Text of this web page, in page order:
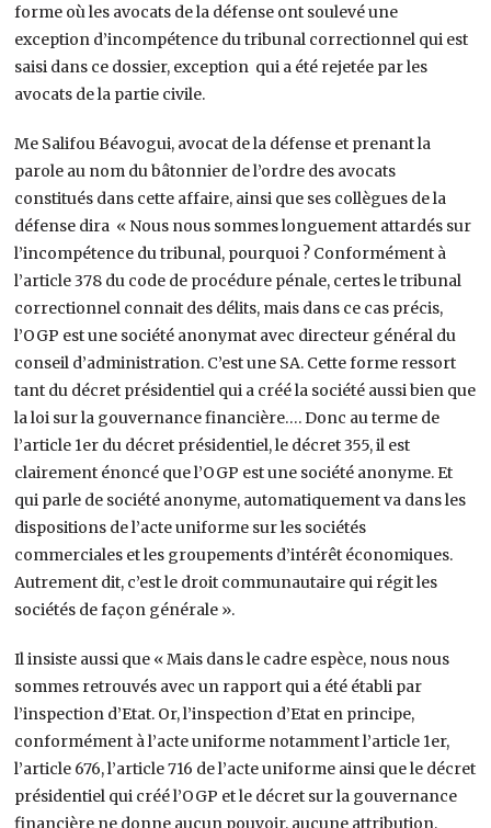
forme où les avocats de la défense ont soulevé une
exception d’incompétence du tribunal correctionnel qui est
saisi dans ce dossier, exception qui a été rejetée par les
avocats de la partie civile.
Me Salifou Béavogui, avocat de la défense et prenant la
parole au nom du bâtonnier de l’ordre des avocats
constitués dans cette affaire, ainsi que ses collègues de la
défense dira « Nous nous sommes longuement attardés sur
l’incompétence du tribunal, pourquoi ? Conformément à
l’article 378 du code de procédure pénale, certes le tribunal
correctionnel connait des délits, mais dans ce cas précis,
l’OGP est une société anonymat avec directeur général du
conseil d’administration. C’est une SA. Cette forme ressort
tant du décret présidentiel qui a créé la société aussi bien que
la loi sur la gouvernance financière…. Donc au terme de
l’article 1er du décret présidentiel, le décret 355, il est
clairement énoncé que l’OGP est une société anonyme. Et
qui parle de société anonyme, automatiquement va dans les
dispositions de l’acte uniforme sur les sociétés
commerciales et les groupements d’intérêt économiques.
Autrement dit, c’est le droit communautaire qui régit les
sociétés de façon générale ».
Il insiste aussi que « Mais dans le cadre espèce, nous nous
sommes retrouvés avec un rapport qui a été établi par
l’inspection d’Etat. Or, l’inspection d’Etat en principe,
conformément à l’acte uniforme notamment l’article 1er,
l’article 676, l’article 716 de l’acte uniforme ainsi que le décret
présidentiel qui créé l’OGP et le décret sur la gouvernance
financière ne donne aucun pouvoir, aucune attribution,